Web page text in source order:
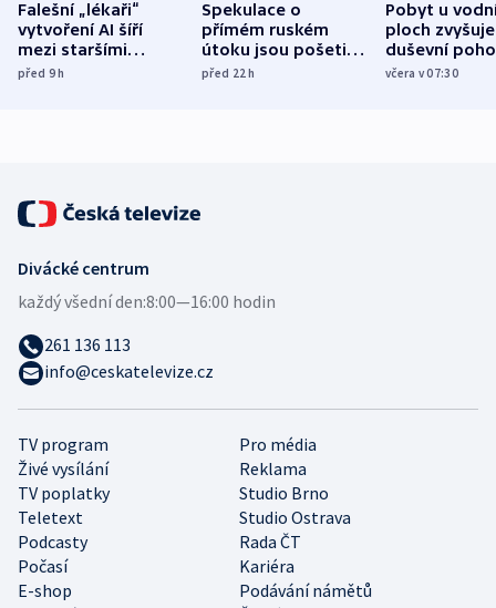
Falešní „lékaři“
vytvoření AI šíří
mezi staršími
Poláky nebezpečné
před 9h
Spekulace o
přímém ruském
útoku jsou pošetilé,
míní estonský
před 22h
Pobyt u
ploch zvyšuje
duševní
ukázala
včera v 07:30
TV program
Pro média
Živé vysílání
Reklama
TV poplatky
Studio Brno
Teletext
Studio Ostrava
Podcasty
Rada ČT
Počasí
Kariéra
E-shop
Podávání námětů
Divácké centrum
každý všední den:8:00—16:00 hodin
261 136 113
info@ceskatelevize.cz